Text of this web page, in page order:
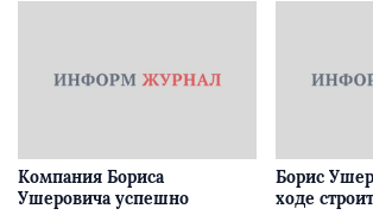
Компания Бориса
Ушеровича успешно
Борис
ходе